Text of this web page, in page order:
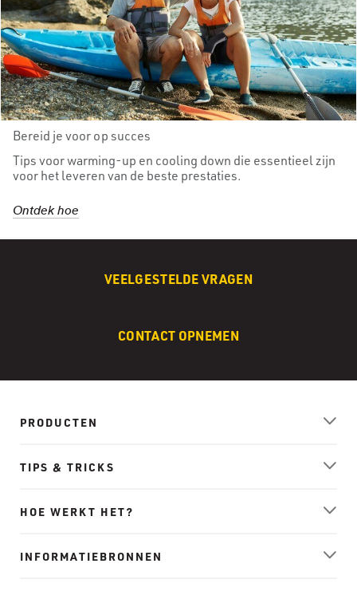
Bereid je voor op succes
Tips voor warming-up en cooling down die essentieel zijn
voor het leveren van de beste prestaties.
Ontdek hoe
VEELGESTELDE VRAGEN
CONTACT OPNEMEN
PRODUCTEN
TIPS & TRICKS
HOE WERKT HET?
INFORMATIEBRONNEN